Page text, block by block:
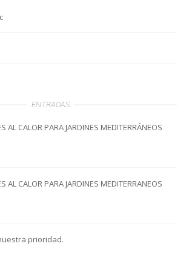
ENTRADAS
AL CALOR PARA JARDINES MEDITERRÁNEOS
AL CALOR PARA JARDINES MEDITERRANEOS
prioridad.